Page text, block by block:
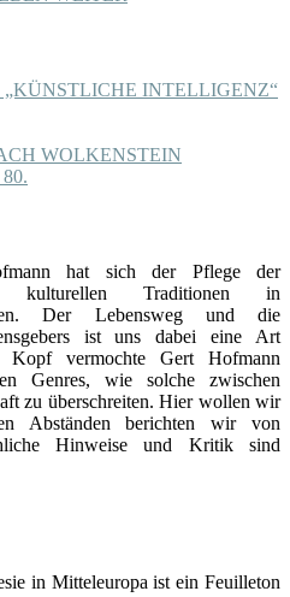
INTELLIGENZ“
WOLKENSTEIN
hat sich der Pflege der
kulturellen Traditionen in
Der Lebensweg und die
ist uns dabei eine Art
Kopf vermochte Gert Hofmann
Genres, wie solche zwischen
zu überschreiten. Hier wollen wir
Abständen berichten wir von
Hinweise und Kritik sind
in Mitteleuropa ist ein Feuilleton